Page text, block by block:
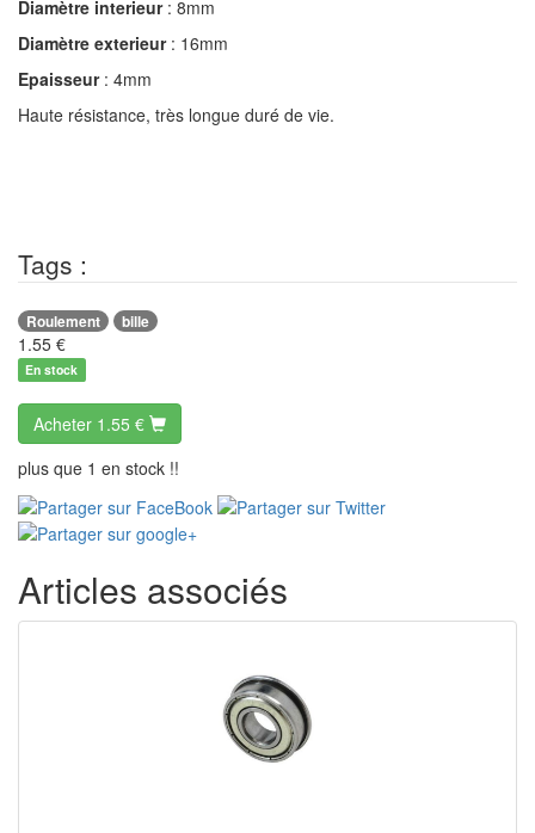
Diamètre interieur: 8mm
Diamètre exterieur: 16mm
Epaisseur: 4mm
Haute résistance, très longue duré de vie.
Tags :
Roulement bille
1.55 €
En stock
Acheter 1.55 €
plus que 1 en stock !!
Articles associés